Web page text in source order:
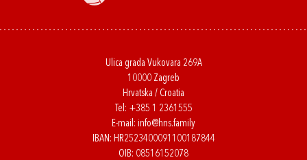
Ulica grada Vukovara 269A
10000 Zagreb
Hrvatska / Croatia
Tel: +385 1 2361555
E-mail: info@hns.family
IBAN: HR2523400091100187844
OIB: 08516152078